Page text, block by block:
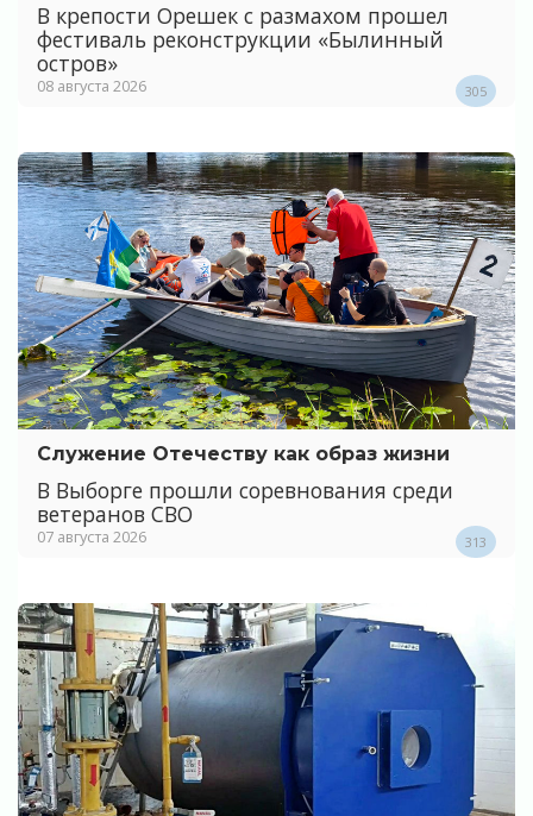
В крепости Орешек с размахом прошел
фестиваль реконструкции «Былинный
остров»
08 августа 2026 305
Служение Отечеству как образ жизни
В Выборге прошли соревнования среди
ветеранов СВО
07 августа 2026 313